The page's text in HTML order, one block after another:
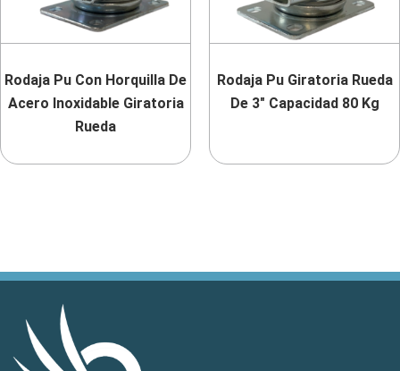
Rodaja Pu Con Horquilla De
Acero Inoxidable Giratoria
Rueda
Rodaja Pu Giratoria Rueda
De 3″ Capacidad 80 Kg